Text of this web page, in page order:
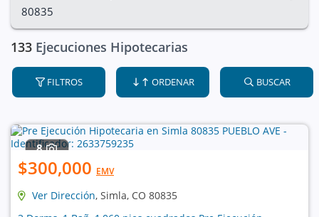
80835
133 Ejecuciones Hipotecarias
FILTROS ORDENAR BUSCAR
8
$300,000 EMV
Ver Dirección, Simla, CO 80835